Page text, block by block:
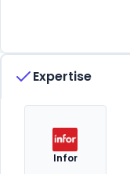
Expertise
Infor